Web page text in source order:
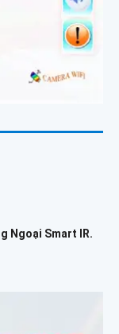
Ngoại Smart IR.